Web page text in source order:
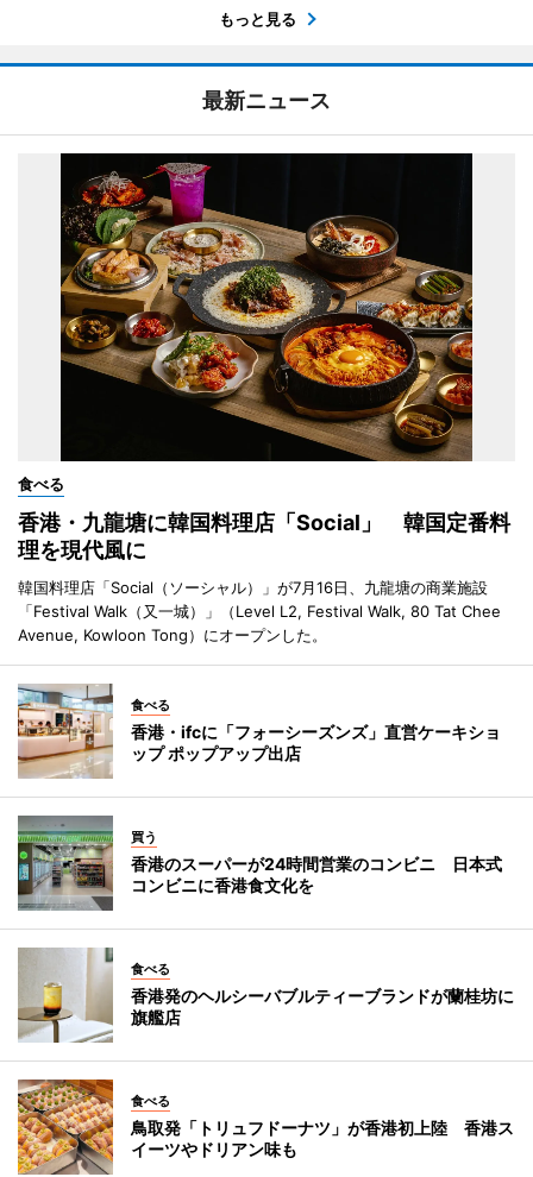
もっと見る
最新ニュース
食べる
香港・九龍塘に韓国料理店「Social」 韓国定番料
理を現代風に
韓国料理店「Social（ソーシャル）」が7月16日、九龍塘の商業施設
「Festival Walk（又一城）」（Level L2, Festival Walk, 80 Tat Chee
Avenue, Kowloon Tong）にオープンした。
食べる
香港・ifcに「フォーシーズンズ」直営ケーキショ
ップ ポップアップ出店
買う
香港のスーパーが24時間営業のコンビニ 日本式
コンビニに香港食文化を
食べる
香港発のヘルシーバブルティーブランドが蘭桂坊に
旗艦店
食べる
鳥取発「トリュフドーナツ」が香港初上陸 香港ス
イーツやドリアン味も